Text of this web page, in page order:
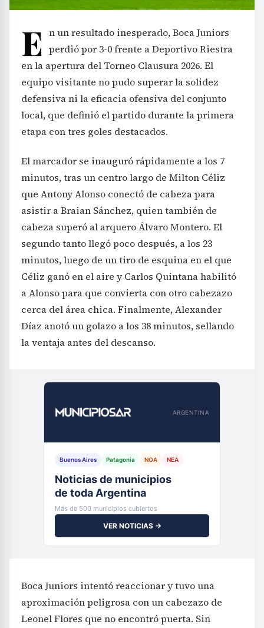
E n un resultado inesperado, Boca Juniors
perdió por 3-0 frente a Deportivo Riestra
en la apertura del Torneo Clausura 2026. El
equipo visitante no pudo superar la solidez
defensiva ni la eficacia ofensiva del conjunto
local, que definió el partido durante la primera
etapa con tres goles destacados.
El marcador se inauguró rápidamente a los 7
minutos, tras un centro largo de Milton Céliz
que Antony Alonso conectó de cabeza para
asistir a Braian Sánchez, quien también de
cabeza superó al arquero Álvaro Montero. El
segundo tanto llegó poco después, a los 23
minutos, luego de un tiro de esquina en el que
Céliz ganó en el aire y Carlos Quintana habilitó
a Alonso para que convierta con otro cabezazo
cerca del área chica. Finalmente, Alexander
Díaz anotó un golazo a los 38 minutos, sellando
la ventaja antes del descanso.
ARGENTINA
Buenos Aires Patagonia NOA NEA
Noticias de municipios
de toda Argentina
Más de 500 municipios cubiertos
VER NOTICIAS →
Boca Juniors intentó reaccionar y tuvo una
aproximación peligrosa con un cabezazo de
Leonel Flores que no encontró puerta. Sin